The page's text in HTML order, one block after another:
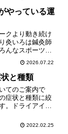
用されることとな
ら...
やっている運
クより動き続け
灸いろは鍼灸師
んなスポーツを
した。高みを目
ら」だけがモチ
感動的なエピソ
ールには書いて
かスポ...
2026.07.22
状と種類
てのご案内で
症状と種類に絞
。ドライアイと
バランスが崩れ
2022.02.25